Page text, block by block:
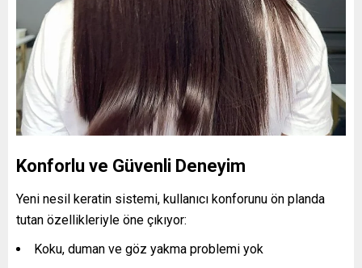
Konforlu ve Güvenli Deneyim
Yeni nesil keratin sistemi, kullanıcı konforunu ön planda
tutan özellikleriyle öne çıkıyor:
Koku, duman ve göz yakma problemi yok